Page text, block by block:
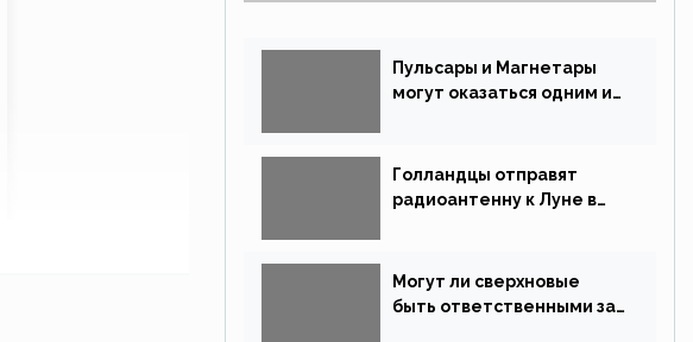
Пульсары и Магнетары
могут оказаться одним и
Голландцы отправят
радиоантенну к Луне в
Могут ли сверхновые
быть ответственными за